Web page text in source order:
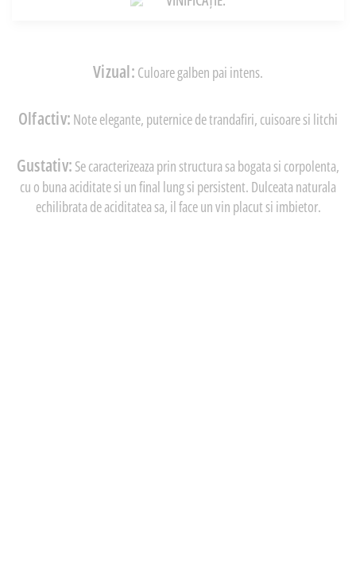
Vizual: Culoare galben pai intens.
Olfactiv: Note elegante, puternice de trandafiri, cuisoare si litchi
Gustativ: Se caracterizeaza prin structura sa bogata si corpolenta,
cu o buna aciditate si un final lung si persistent. Dulceata naturala
echilibrata de aciditatea sa, il face un vin placut si imbietor.